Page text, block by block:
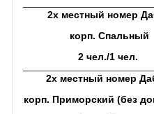
2х местный номер
корп. Спальный
2 чел./1 чел.
2х местный номер
корп. Приморский (без